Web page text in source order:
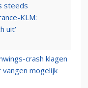
steeds
KLM:
uit’
crash klagen
vangen mogelijk